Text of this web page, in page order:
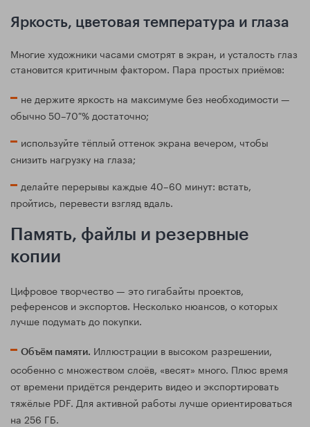
Яркость, цветовая температура и глаза
Многие художники часами смотрят в экран, и усталость глаз
становится критичным фактором. Пара простых приёмов:
не держите яркость на максимуме без необходимости —
обычно 50–70 % достаточно;
используйте тёплый оттенок экрана вечером, чтобы
снизить нагрузку на глаза;
делайте перерывы каждые 40–60 минут: встать,
пройтись, перевести взгляд вдаль.
Память, файлы и резервные
копии
Цифровое творчество — это гигабайты проектов,
референсов и экспортов. Несколько нюансов, о которых
лучше подумать до покупки.
Объём памяти. Иллюстрации в высоком разрешении,
особенно с множеством слоёв, «весят» много. Плюс время
от времени придётся рендерить видео и экспортировать
тяжёлые PDF. Для активной работы лучше ориентироваться
на 256 ГБ.